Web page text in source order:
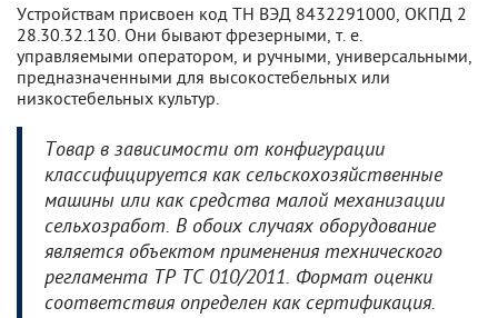
Устройствам присвоен код ТН ВЭД 8432291000, ОКПД 2
28.30.32.130. Они бывают фрезерными, т. е.
управляемыми оператором, и ручными, универсальными,
предназначенными для высокостебельных или
низкостебельных культур.
Товар в зависимости от конфигурации
классифицируется как сельскохозяйственные
машины или как средства малой механизации
сельхозработ. В обоих случаях оборудование
является объектом применения технического
регламента ТР ТС 010/2011. Формат оценки
соответствия определен как сертификация.